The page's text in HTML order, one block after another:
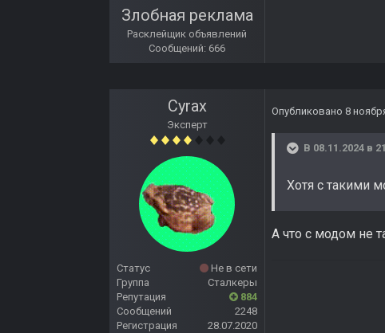
Злобная реклама
Расклейщик объявлений
Сообщений: 666
Cyrax
Эксперт
Статус
Не в сети
Группа
Сталкеры
Репутация
884
Сообщений
2248
Регистрация
28.07.2020
Опубликовано 8
В 08.11.2024 в
Хотя с такими
А что с модом не